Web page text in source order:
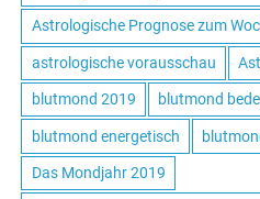
Astrologische Prognose zum
astrologische vorausschau
blutmond 2019 blutmond
blutmond energetisch
Das Mondjahr 2019